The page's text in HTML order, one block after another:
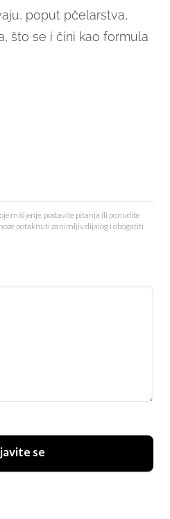
poput pčelarstva,
što se i čini kao formula
mišljenje, postavite pitanja ili ponudite
potaknuti zanimljiv dijalog i obogatiti
se